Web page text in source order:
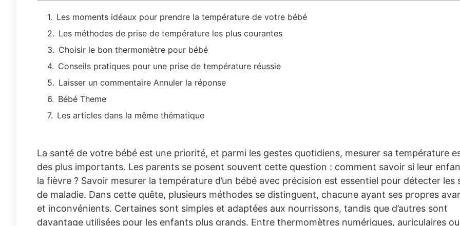
Les moments idéaux pour prendre la température de votre bébé
Les méthodes de prise de température les plus courantes
Choisir le bon thermomètre pour bébé
Conseils pratiques pour une prise de température réussie
Laisser un commentaire Annuler la réponse
Bébé Theme
Les articles dans la même thématique
La santé de votre bébé est une priorité, et parmi les gestes quotidiens, mesurer sa température
des plus importants. Les parents se posent souvent cette question : comment savoir si leur
la fièvre ? Savoir mesurer la température d’un bébé avec précision est essentiel pour détecter les
de maladie. Dans cette quête, plusieurs méthodes se distinguent, chacune ayant ses propres
et inconvénients. Certaines sont simples et adaptées aux nourrissons, tandis que d’autres sont
davantage utilisées pour les enfants plus grands. Entre thermomètres numériques, auriculaires ou